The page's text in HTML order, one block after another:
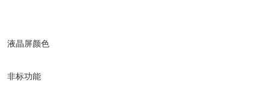
液晶屏颜色
非标功能